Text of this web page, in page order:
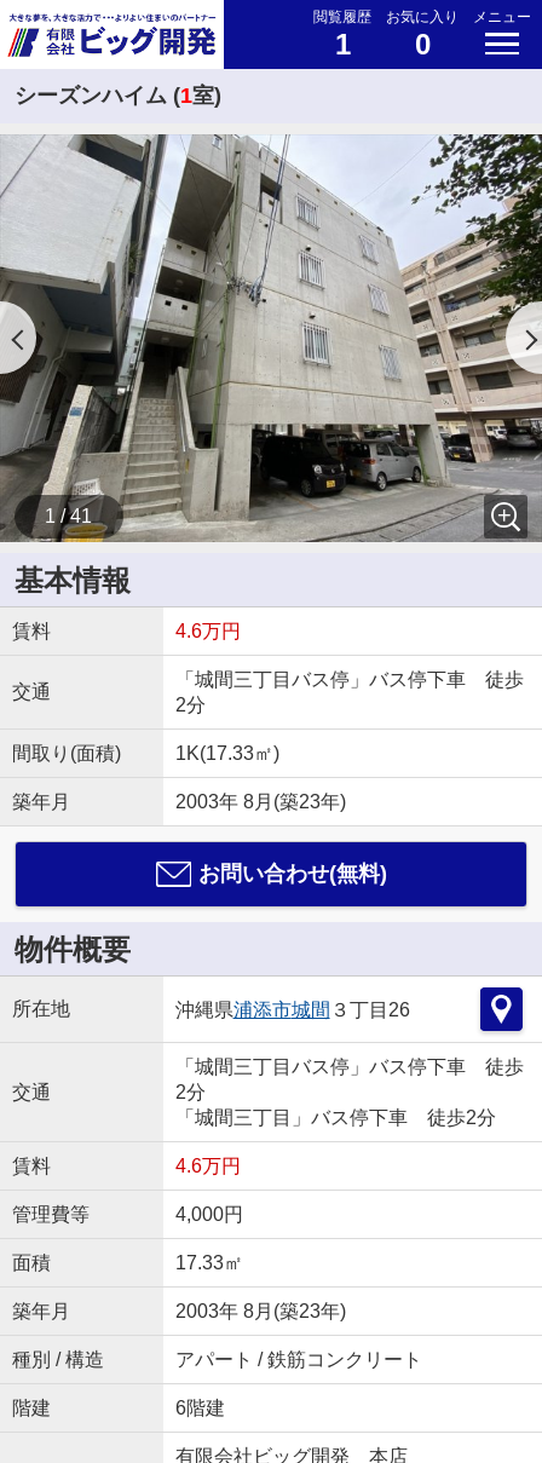
閲覧履歴
1
お気に入り
0
メニュー
シーズンハイム (1室)
1 / 41
基本情報
賃料 4.6万円
交通
「城間三丁目バス停」バス停下車 徒歩
2分
間取り(面積) 1K(17.33㎡)
築年月 2003年 8月(築23年)
お問い合わせ(無料)
物件概要
所在地 沖縄県浦添市城間 ３丁目26
交通
「城間三丁目バス停」バス停下車 徒歩
2分
「城間三丁目」バス停下車 徒歩2分
賃料 4.6万円
管理費等 4,000円
面積 17.33㎡
築年月 2003年 8月(築23年)
種別 / 構造 アパート / 鉄筋コンクリート
階建 6階建
有限会社ビッグ開発 本店